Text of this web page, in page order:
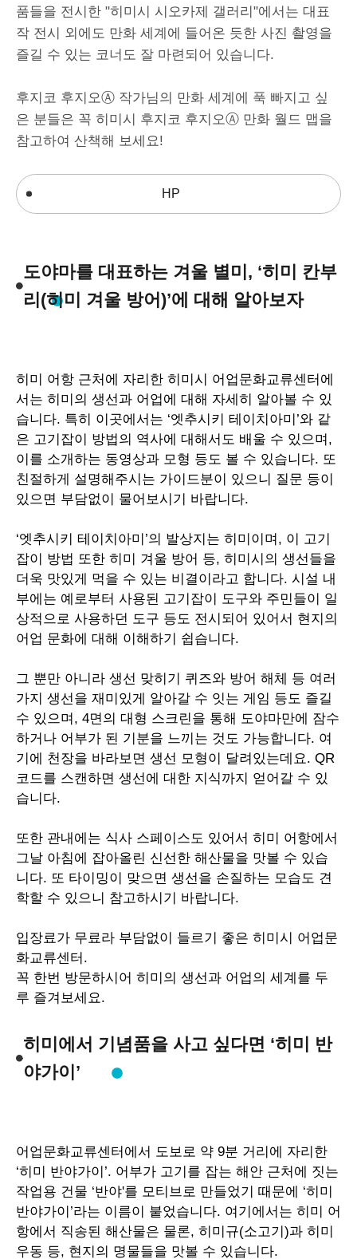
품들을 전시한 "히미시 시오카제 갤러리"에서는 대표
작 전시 외에도 만화 세계에 들어온 듯한 사진 촬영을
즐길 수 있는 코너도 잘 마련되어 있습니다.
후지코 후지오Ⓐ 작가님의 만화 세계에 푹 빠지고 싶
은 분들은 꼭 히미시 후지코 후지오Ⓐ 만화 월드 맵을
참고하여 산책해 보세요!
HP
도야마를 대표하는 겨울 별미, ‘히미 칸부
리(히미 겨울 방어)’에 대해 알아보자
히미 어항 근처에 자리한 히미시 어업문화교류센터에
서는 히미의 생선과 어업에 대해 자세히 알아볼 수 있
습니다. 특히 이곳에서는 ‘엣추시키 테이치아미 ’와 같
은 고기잡이 방법의 역사에 대해서도 배울 수 있으며 ,
이를 소개하는 동영상과 모형 등도 볼 수 있습니다. 또
친절하게 설명해주시는 가이드분이 있으니 질문 등이
있으면 부담없이 물어보시기 바랍니다.
‘엣추시키 테이치아미 ’의 발상지는 히미이며 , 이 고기
잡이 방법 또한 히미 겨울 방어 등, 히미시의 생선들을
더욱 맛있게 먹을 수 있는 비결이라고 합니다. 시설 내
부에는 예로부터 사용된 고기잡이 도구와 주민들이 일
상적으로 사용하던 도구 등도 전시되어 있어서 현지의
어업 문화에 대해 이해하기 쉽습니다.
그 뿐만 아니라 생선 맞히기 퀴즈와 방어 해체 등 여러
가지 생선을 재미있게 알아갈 수 잇는 게임 등도 즐길
수 있으며 , 4면의 대형 스크린을 통해 도야마만에 잠수
하거나 어부가 된 기분을 느끼는 것도 가능합니다. 여
기에 천장을 바라보면 생선 모형이 달려있는데요. QR
코드를 스캔하면 생선에 대한 지식까지 얻어갈 수 있
습니다.
또한 관내에는 식사 스페이스도 있어서 히미 어항에서
그날 아침에 잡아올린 신선한 해산물을 맛볼 수 있습
니다. 또 타이밍이 맞으면 생선을 손질하는 모습도 견
학할 수 있으니 참고하시기 바랍니다.
입장료가 무료라 부담없이 들르기 좋은 히미시 어업문
화교류센터 .
꼭 한번 방문하시어 히미의 생선과 어업의 세계를 두
루 즐겨보세요.
히미에서 기념품을 사고 싶다면 ‘히미 반
야가이’
어업문화교류센터에서 도보로 약 9분 거리에 자리한
‘히미 반야가이 ’. 어부가 고기를 잡는 해안 근처에 짓는
작업용 건물 ‘반야'를 모티브로 만들었기 때문에 ‘히미
반야가이 ’라는 이름이 붙었습니다. 여기에서는 히미 어
항에서 직송된 해산물은 물론, 히미규(소고기)과 히미
우동 등, 현지의 명물들을 맛볼 수 있습니다.